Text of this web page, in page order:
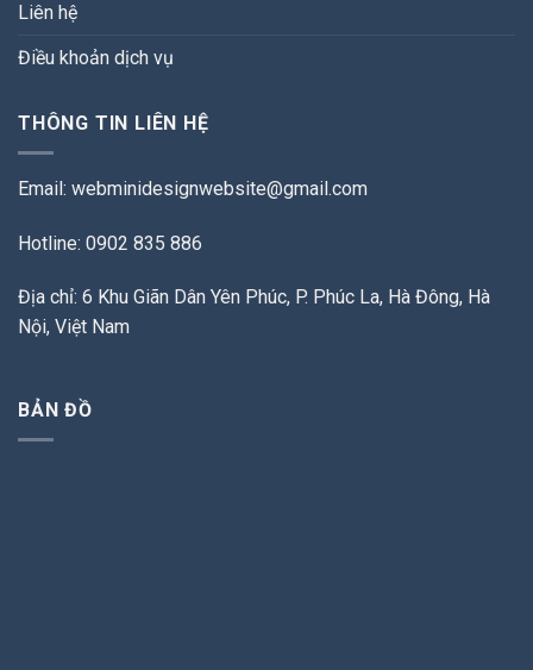
Liên hệ
Điều khoản dịch vụ
THÔNG TIN LIÊN HỆ
Email: webminidesignwebsite@gmail.com
Hotline: 0902 835 886
Địa chỉ: 6 Khu Giãn Dân Yên Phúc, P. Phúc La, Hà Đông, Hà
Nội, Việt Nam
BẢN ĐỒ